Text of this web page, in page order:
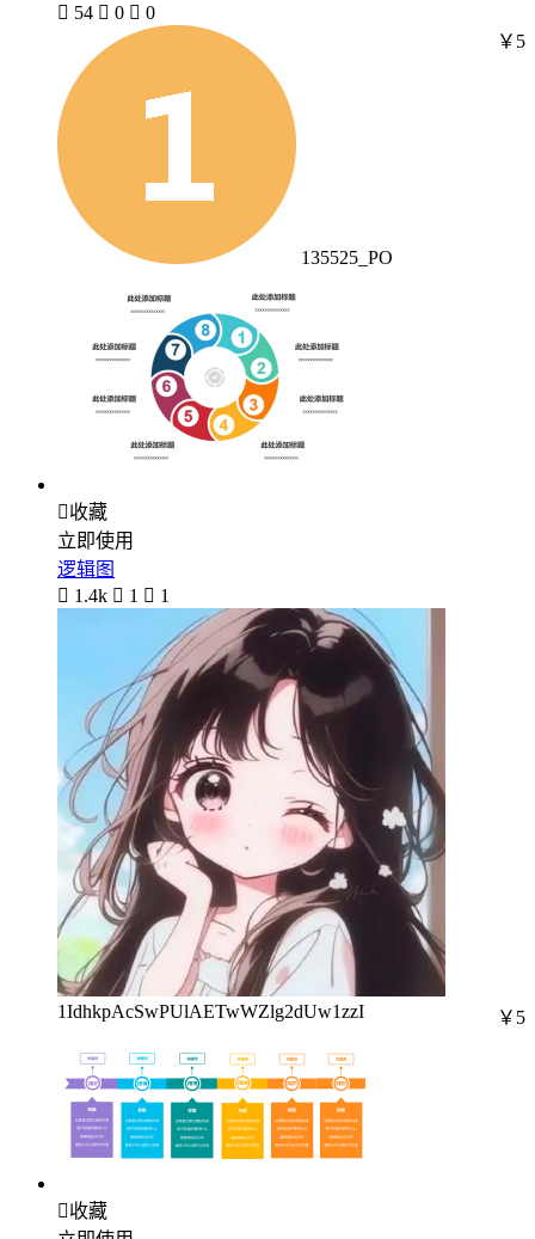
 54  0  0
135525_PO
￥5
收藏
立即使用
逻辑图
 1.4k  1  1
1IdhkpAcSwPUlAETwWZlg2dUw1zzI ￥5
收藏